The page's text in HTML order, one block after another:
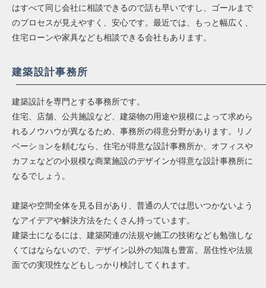
はすべて同じ会社に相談できるので話も早いですし、ゴールまで
のプロセスが見えやすく、安心です。最近では、もっと幅広く、
住宅ローンや家具なども相談できる会社もあります。
建築設計事務所
建築設計を専門とする事務所です。
住宅、店舗、公共施設など、建築物の用途や規模によって求めら
れるノウハウが異なるため、事務所の得意分野があります。リノ
ベーションを頼むなら、住宅が得意な設計事務所か、オフィスや
カフェなどの小規模な商業施設のデザインが得意な設計事務所に
なるでしょう。
建築や空間全体を見る目があり、普通の人では思いつかないよう
なアイデアや解決方法をたくさん持っています。
建築士になるには、建築関連の法規や施工の技術なども勉強しな
くてはならないので、デザイン以外の知識も豊富。居住性や法規
面での実現性などもしっかり検討してくれます。